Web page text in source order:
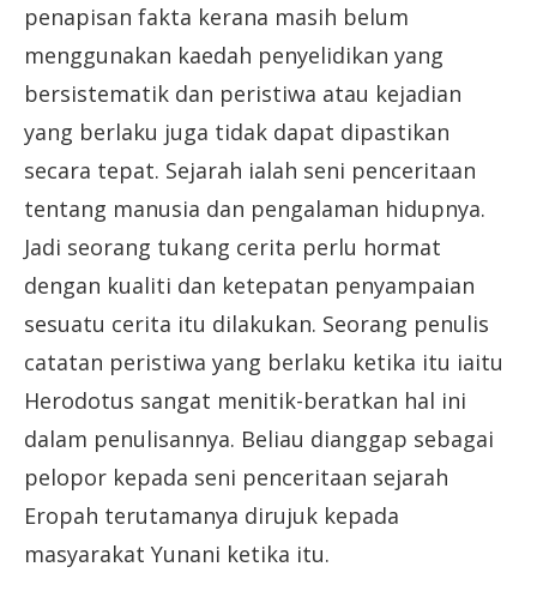
penapisan fakta kerana masih belum
menggunakan kaedah penyelidikan yang
bersistematik dan peristiwa atau kejadian
yang berlaku juga tidak dapat dipastikan
secara tepat. Sejarah ialah seni penceritaan
tentang manusia dan pengalaman hidupnya.
Jadi seorang tukang cerita perlu hormat
dengan kualiti dan ketepatan penyampaian
sesuatu cerita itu dilakukan. Seorang penulis
catatan peristiwa yang berlaku ketika itu iaitu
Herodotus sangat menitik-beratkan hal ini
dalam penulisannya. Beliau dianggap sebagai
pelopor kepada seni penceritaan sejarah
Eropah terutamanya dirujuk kepada
masyarakat Yunani ketika itu.